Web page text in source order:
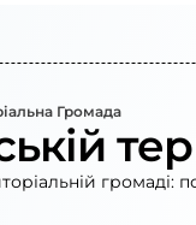
Громада